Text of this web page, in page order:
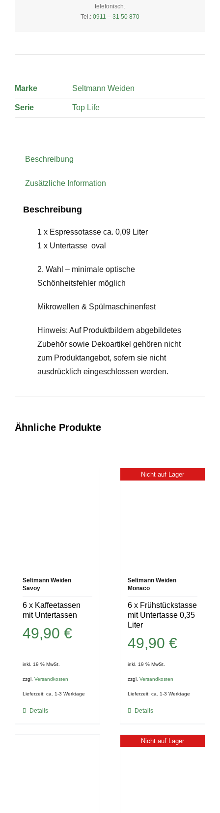
telefonisch.
Tel.: 0911 – 31 50 870
Marke Seltmann Weiden
Serie Top Life
Beschreibung
Zusätzliche Information
Beschreibung
1 x Espressotasse ca. 0,09 Liter
1 x Untertasse oval
2. Wahl – minimale optische
Schönheitsfehler möglich
Mikrowellen & Spülmaschinenfest
Hinweis: Auf Produktbildern abgebildetes
Zubehör sowie Dekoartikel gehören nicht
zum Produktangebot, sofern sie nicht
ausdrücklich eingeschlossen werden.
Ähnliche Produkte
Seltmann Weiden
Savoy
6 x Kaffeetassen
mit Untertassen
49,90 €
inkl. 19 % MwSt.
zzgl. Versandkosten
Lieferzeit: ca. 1-3 Werktage
Details
Nicht auf Lager
Seltmann Weiden
Monaco
6 x Frühstückstasse
mit Untertasse 0,35
Liter
49,90€
inkl. 19 % MwSt.
zzgl.Versandkosten
Lieferzeit:ca. 1-3 Werktage
Details
Nicht auf Lager